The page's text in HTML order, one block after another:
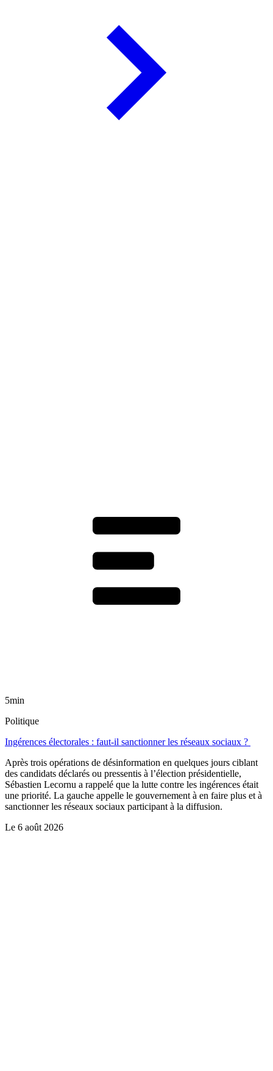
5min
Politique
Ingérences électorales : faut-il sanctionner les réseaux sociaux ?
Après trois opérations de désinformation en quelques jours ciblant
des candidats déclarés ou pressentis à l’élection présidentielle,
Sébastien Lecornu a rappelé que la lutte contre les ingérences était
une priorité. La gauche appelle le gouvernement à en faire plus et à
sanctionner les réseaux sociaux participant à la diffusion.
Le 6 août 2026